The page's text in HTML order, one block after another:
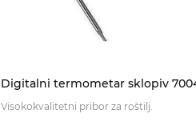
Digitalni termometar sklopiv
Visokokvalitetni pribor za roštilj.